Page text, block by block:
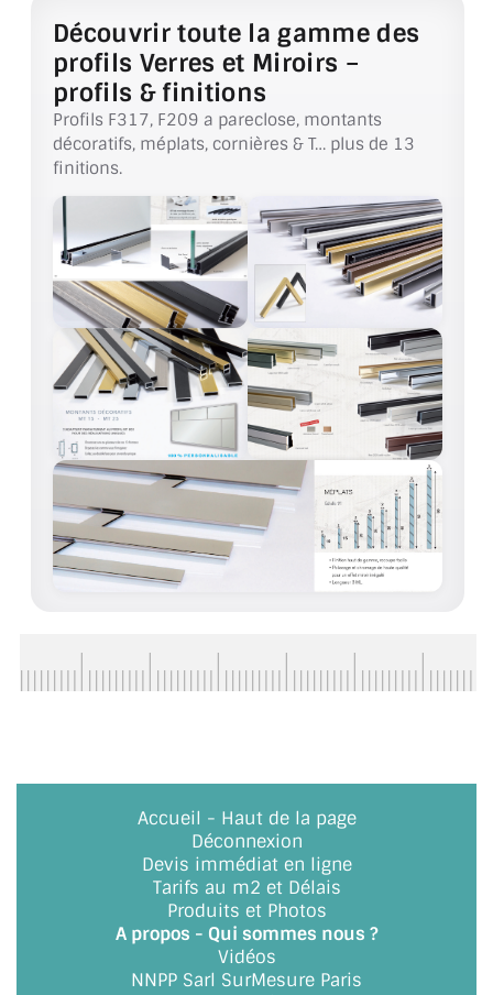
VERRE ANTI-REFLET
VERRE LAQUÉ/CRÉDENCE
VERRE FEUILLETÉ/TREMPÉ
DALLE DE SOL EN VERRE
PORTE EN VERRE
GARDE CORPS EN VERRE
VERRIÈRE TYPE ATELIER
VERRES TEXTURÉS
PLEXIGLAS PMMA
DOUBLE VITRAGE
ACCESSOIRES & QUINCAILLERIE
LES FIXATIONS POUR MIROIR
CONNECTEURS ET ASSEMBLAGE DE VERRES
PLATS ET CORNIÈRES
LES CHARNIÈRES DE PORTE EN VERRE
BOUTONS ET POIGNÉES
Découvrir toute la gamme des
profils Verres et Miroirs –
profils & finitions
Profils F317, F209 a pareclose, montants
décoratifs, méplats, cornières & T… plus de 13
finitions.
Accueil - Haut de la page
Déconnexion
Devis immédiat en ligne
Tarifs au m2 et Délais
Produits et Photos
A propos - Qui sommes nous ?
Vidéos
NNPP Sarl SurMesure Paris